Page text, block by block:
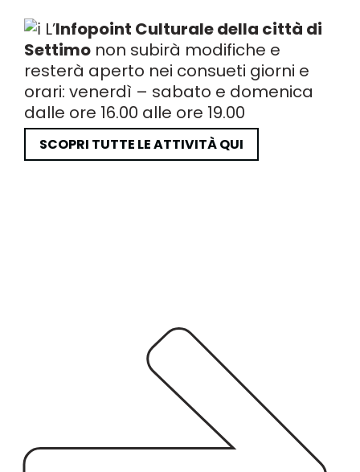
L’Infopoint Culturale della città di
Settimo non subirà modifiche e
resterà aperto nei consueti giorni e
orari: venerdì – sabato e domenica
dalle ore 16.00 alle ore 19.00
SCOPRI TUTTE LE ATTIVITÀ QUI